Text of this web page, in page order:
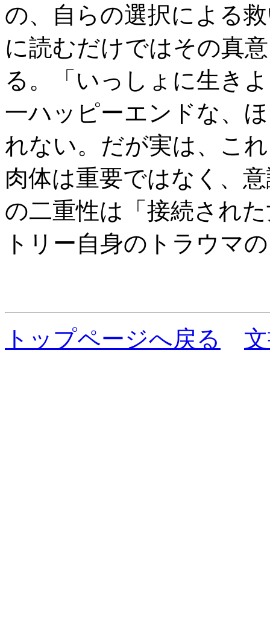
の、自らの選択による
に読むだけではその真
る。「いっしょに生き
一ハッピーエンドな、
れない。だが実は、こ
肉体は重要ではなく、
の二重性は「接続され
トリー自身のトラウマ
トップページへ戻る